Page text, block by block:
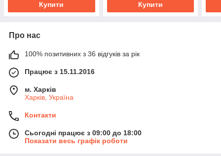
Купити Купити
Про нас
100% позитивних з 36 відгуків за рік
Працює з 15.11.2016
м. Харків
Харків, Україна
Контакти
Сьогодні працює з 09:00 до 18:00
Показати весь графік роботи